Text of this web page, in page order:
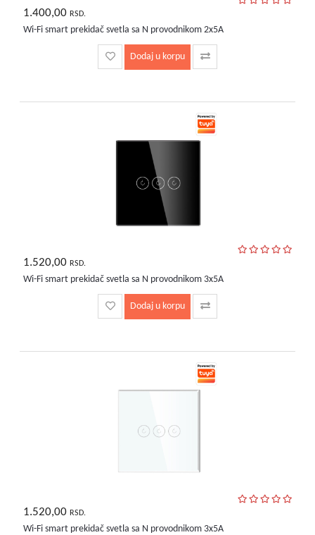
1.400,00 RSD.
Wi-Fi smart prekidač svetla sa N provodnikom 2x5A
Dodaj u korpu
1.520,00 RSD.
Wi-Fi smart prekidač svetla sa N provodnikom 3x5A
Dodaj u korpu
1.520,00 RSD.
Wi-Fi smart prekidač svetla sa N provodnikom 3x5A